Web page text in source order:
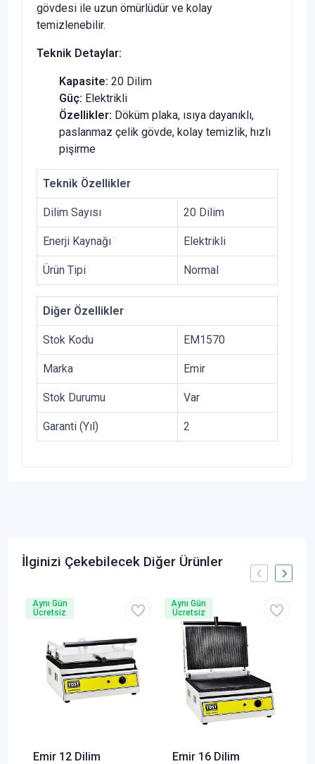
gövdesi ile uzun ömürlüdür ve kolay
temizlenebilir.
Teknik Detaylar:
Kapasite: 20 Dilim
Güç: Elektrikli
Özellikler: Döküm plaka, ısıya dayanıklı,
paslanmaz çelik gövde, kolay temizlik, hızlı
pişirme
Teknik Özellikler
Dilim Sayısı 20 Dilim
Enerji Kaynağı Elektrikli
Ürün Tipi Normal
Diğer Özellikler
Stok Kodu EM1570
Marka Emir
Stok Durumu Var
Garanti (Yıl) 2
İlginizi Çekebilecek Diğer Ürünler
Emir 12 Dilim
Aynı Gün
Ücretsiz
Emir 16 Dilim
Aynı Gün
Ücretsiz